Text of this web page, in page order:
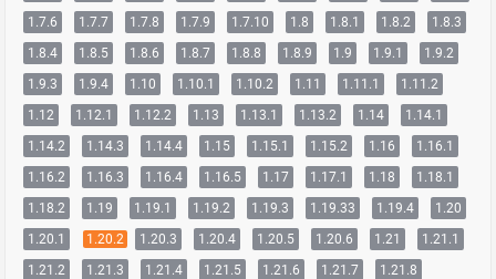
1.7.6
1.7.7 1.7.8 1.7.9 1.7.10 1.8 1.8.1 1.8.2
1.8.3
1.8.4
1.8.5 1.8.6 1.8.7 1.8.8 1.8.9 1.9 1.9.1
1.9.2
1.9.3
1.9.4 1.10 1.10.1 1.10.2 1.11 1.11.1
1.11.2
1.12
1.12.1 1.12.2 1.13 1.13.1 1.13.2 1.14
1.14.1
1.14.2
1.14.3 1.14.4 1.15 1.15.1 1.15.2 1.16
1.16.1
1.16.2
1.16.3 1.16.4 1.16.5 1.17 1.17.1 1.18
1.18.1
1.18.2
1.19 1.19.1 1.19.2 1.19.3 1.19.33 1.19.4
1.20
1.20.1
1.20.2 1.20.3 1.20.4 1.20.5 1.20.6 1.21
1.21.1
1.21.2
1.21.3 1.21.4 1.21.5 1.21.6 1.21.7
1.21.8